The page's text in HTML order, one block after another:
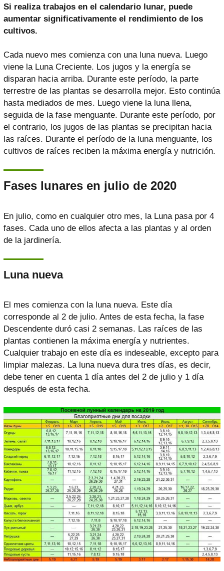
Si realiza trabajos en el calendario lunar, puede
aumentar significativamente el rendimiento de los
cultivos.
Cada nuevo mes comienza con una luna nueva. Luego
viene la Luna Creciente. Los jugos y la energía se
disparan hacia arriba. Durante este período, la parte
terrestre de las plantas se desarrolla mejor. Esto continúa
hasta mediados de mes. Luego viene la luna llena,
seguida de la fase menguante. Durante este período, por
el contrario, los jugos de las plantas se precipitan hacia
las raíces. Durante el período de la luna menguante, los
cultivos de raíces reciben la máxima energía y nutrición.
Fases lunares en julio de 2020
En julio, como en cualquier otro mes, la Luna pasa por 4
fases. Cada uno de ellos afecta a las plantas y al orden
de la jardinería.
Luna nueva
El mes comienza con la luna nueva. Este día
corresponde al 2 de julio. Antes de esta fecha, la fase
Descendente duró casi 2 semanas. Las raíces de las
plantas contienen la máxima energía y nutrientes.
Cualquier trabajo en este día es indeseable, excepto para
limpiar malezas. La luna nueva dura tres días, es decir,
debe tener en cuenta 1 día antes del 2 de julio y 1 día
después de esta fecha.